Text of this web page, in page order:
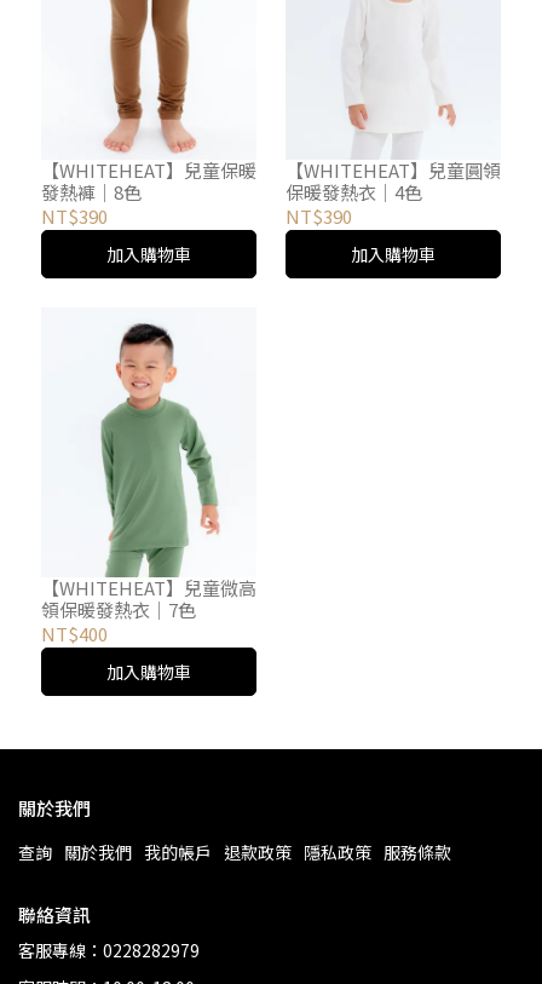
【WHITEHEAT】兒童保暖
發熱褲｜8色
NT$390
加入購物車
【WHITEHEAT】兒童圓領
保暖發熱衣｜4色
NT$390
加入購物車
【WHITEHEAT】兒童微高
領保暖發熱衣｜7色
NT$400
加入購物車
關於我們
查詢 關於我們 我的帳戶 退款政策 隱私政策 服務條款
聯絡資訊
客服專線：0228282979